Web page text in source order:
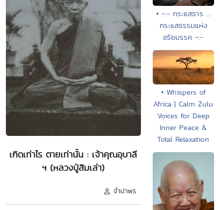
เกิดเท่าไร ตายเท่านั้น : เจ้าคุณอุบาลี
ฯ (หลวงปู่สิมเล่า)
จำปาพร
• -:- กระแสธาร ...
กระแสธรรมแห่ง
อริยมรรค -:-
• Whispers of
Africa | Calm Zulu
Voices for Deep
Inner Peace &
Total Relaxation